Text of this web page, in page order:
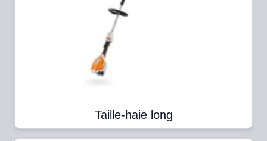
Taille-haie long